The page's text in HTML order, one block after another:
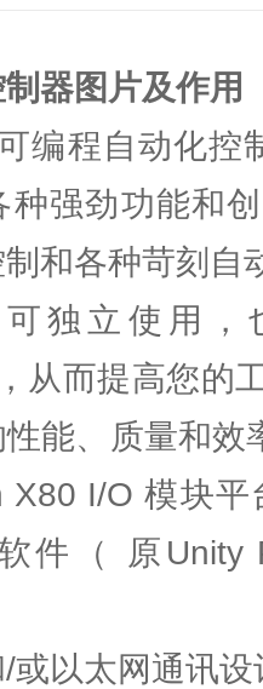
器图片及作用
编程自动化控
种强劲功能和
和各种苛刻自
可独立使用，
从而提高您的
能、质量和效
X80 I/O 模块
件（ 原
或以太网通讯设